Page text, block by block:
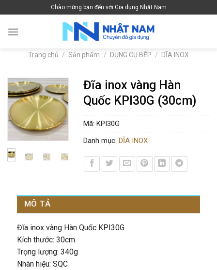
to
content
Chào mừng bạn đến với Gia dụng Nhật Nam
Trang chủ / Sản phẩm / DỤNG CỤ BẾP / DĨA INOX
Đĩa inox vàng Hàn
Quốc KPI30G (30cm)
Mã: KPI30G
Danh mục: DĨA INOX
MÔ TẢ
Đĩa inox vàng Hàn Quốc KPI30G
Kích thước: 30cm
Trọng lượng: 340g
Nhãn hiệu: SQC